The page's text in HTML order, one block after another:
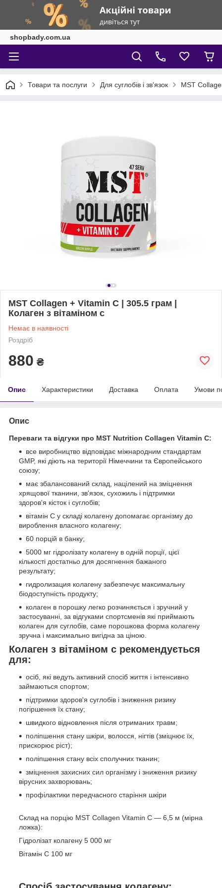
shopbady.com.ua
Товари та послуги Для суглобів і зв'язок MST
MST Collagen + Vitamin C | 305.5 грам |
Колаген з вітаміном с
Немає в наявності
Роздріб
880 ₴
Опис Характеристики Доставка Оплата Умови
Опис
Переваги та відгуки про MST Nutrition Collagen Vitamin C:
все виробництво відповідає міжнародним стандартам
GMP, які діють на території Німеччини та Європейського
союзу;
має збалансований склад, націлений на зміцнення
хрящової тканини, зв'язок, сухожиль і підтримки
здоров'я кісток і суглобів;
вітамін С у складі колагену допомагає організму до
вироблення власного колагену;
60 порцій в банку;
5000 мг гідролізату колагену в одній порції, цієї
кількості достатньо для досягнення бажаного
результату;
гидролизация колагену забезпечує максимальну
біодоступність продукту;
колаген в порошку легко розчиняється і зручний у
застосуванні, за відгуками спортсменів які приймають
колаген для суглобів, саме порошкова форма колагену
зручна і максимально вигідна за ціною.
Колаген з вітаміном с рекомендується
для:
осіб, які ведуть активний спосіб життя і інтенсивно
займаються спортом;
підтримки здоров'я суглобів і зниження ризику
погіршення їх стану;
швидкого відновлення після отриманих травм;
поліпшення стану шкіри, волосся, нігтів (зміцнює їх,
прискорює ріст);
поліпшення стану всіх сполучних тканин;
зміцнення захисних сил організму і зниження ризику
вірусних захворювань;
профілактики передчасного старіння шкіри
Склад на порцію MST Collagen Vitamin C — 6,5 м (мірна
ложка):
Гідролізат колагену 5 000 мг
Вітамін C 100 мг